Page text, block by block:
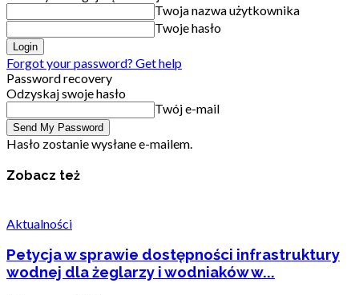
Twoja nazwa użytkownika
Twoje hasło
Forgot your password? Get help
Password recovery
Odzyskaj swoje hasło
Twój e-mail
Hasło zostanie wysłane e-mailem.
Zobacz też
Aktualności
Petycja w sprawie dostępności infrastruktury
wodnej dla żeglarzy i wodniaków w...